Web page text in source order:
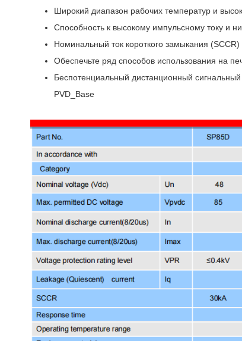
Широкий диапазон рабочих температур и
Способность к высокому импульсному току и
Номинальный ток короткого замыкания
Обеспечьте ряд способов использования на
Беспотенциальный дистанционный
PVD_Base